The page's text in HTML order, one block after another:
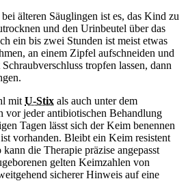
älteren Säuglingen ist es, das Kind zu
und den Urinbeutel über das
ein bis zwei Stunden ist meist etwas
an einem Zipfel aufschneiden und
tropfen lassen, dann
mit U-Stix als auch unter dem
vor jeder antibiotischen Behandlung
Tagen lässt sich der Keim benennen
vorhanden. Bleibt ein Keim resistent
die Therapie präzise angepasst
gelten Keimzahlen von
sicherer Hinweis auf eine